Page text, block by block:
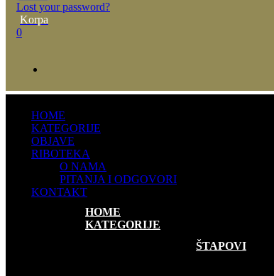
Lost your password?
Korpa
0
HOME
KATEGORIJE
OBJAVE
RIBOTEKA
O NAMA
PITANJA I ODGOVORI
KONTAKT
HOME
KATEGORIJE
FEEDER RIBOLOV
ŠTAPOVI